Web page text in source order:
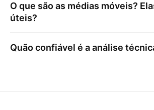
O que são as médias móveis?
úteis?
Quão confiável é a análise